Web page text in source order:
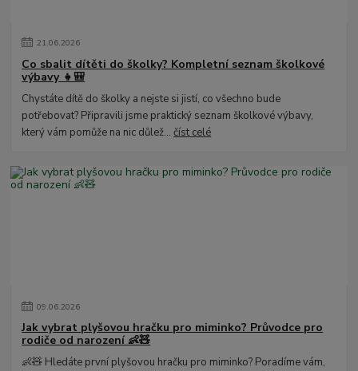
21.06.2026
Co sbalit dítěti do školky? Kompletní seznam školkové
výbavy 👧🎒
Chystáte dítě do školky a nejste si jistí, co všechno bude
potřebovat? Připravili jsme praktický seznam školkové výbavy,
který vám pomůže na nic důlež...číst celé
09.06.2026
Jak vybrat plyšovou hračku pro miminko? Průvodce pro
rodiče od narození 👶🧸
👶🧸 Hledáte první plyšovou hračku pro miminko? Poradíme vám,